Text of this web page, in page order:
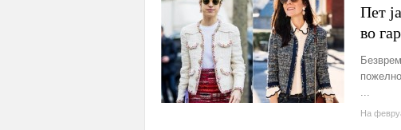
Пет
во
...
На